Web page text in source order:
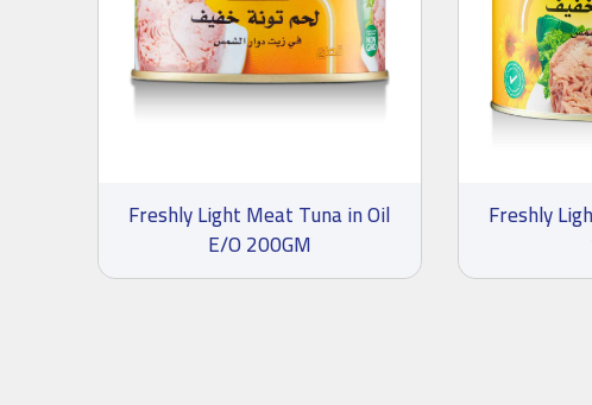
Freshly
Freshly Light Meat Tuna in Oil
E/O 200GM